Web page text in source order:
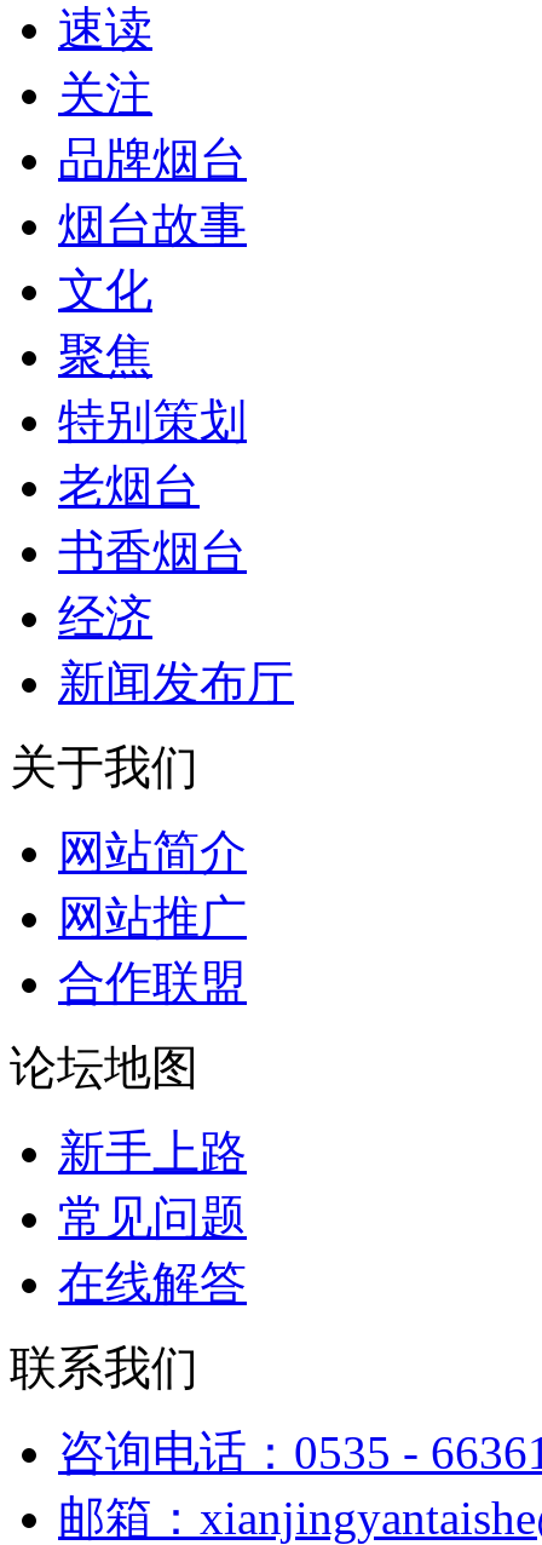
速读
关注
品牌烟台
烟台故事
文化
聚焦
特别策划
老烟台
书香烟台
经济
新闻发布厅
关于我们
网站简介
网站推广
合作联盟
论坛地图
新手上路
常见问题
在线解答
联系我们
咨询电话：0535 -
邮箱：